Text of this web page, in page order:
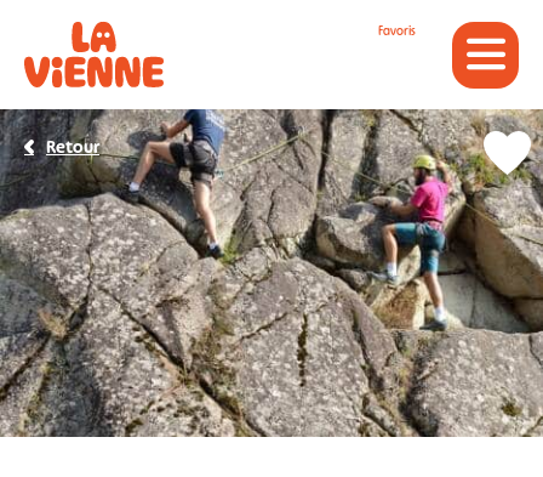
Favoris
Retour